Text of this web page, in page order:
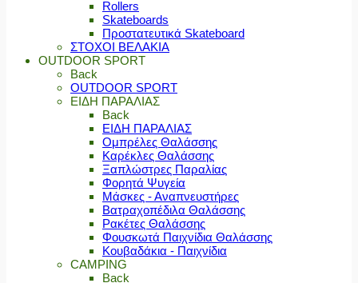
Rollers
Skateboards
Προστατευτικά Skateboard
ΣΤΟΧΟΙ ΒΕΛΑΚΙΑ
OUTDOOR SPORT
Back
OUTDOOR SPORT
ΕΙΔΗ ΠΑΡΑΛΙΑΣ
Back
ΕΙΔΗ ΠΑΡΑΛΙΑΣ
Ομπρέλες Θαλάσσης
Καρέκλες Θαλάσσης
Ξαπλώστρες Παραλίας
Φορητά Ψυγεία
Μάσκες - Αναπνευστήρες
Βατραχοπέδιλα Θαλάσσης
Ρακέτες Θαλάσσης
Φουσκωτά Παιχνίδια Θαλάσσης
Κουβαδάκια - Παιχνίδια
CAMPING
Back